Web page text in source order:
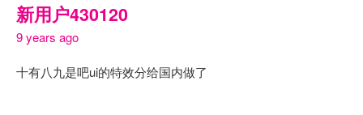
新用户430120
9 years ago
十有八九是吧ui的特效分给国内做了